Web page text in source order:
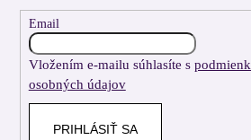
Email
Vložením e-mailu súhlasíte s
osobných údajov
PRIHLÁSIŤ SA